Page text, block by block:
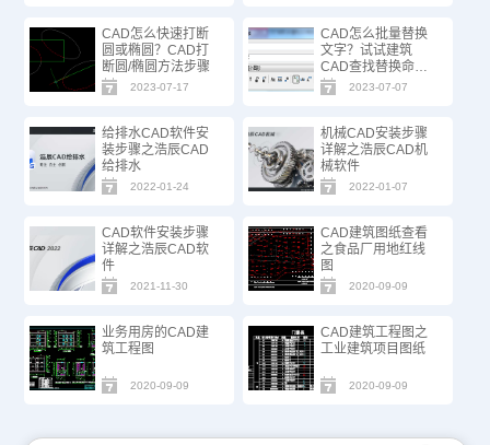
CAD怎么快速打断
圆或椭圆？CAD打
断圆/椭圆方法步骤
2023-07-17
CAD怎么批量替换
文字？试试建筑
CAD查找替换命
令！
2023-07-07
给排水CAD软件安
装步骤之浩辰CAD
给排水
2022-01-24
机械CAD安装步骤
详解之浩辰CAD机
械软件
2022-01-07
CAD软件安装步骤
详解之浩辰CAD软
件
2021-11-30
CAD建筑图纸查看
之食品厂用地红线
图
2020-09-09
业务用房的CAD建
筑工程图
2020-09-09
CAD建筑工程图之
工业建筑项目图纸
2020-09-09